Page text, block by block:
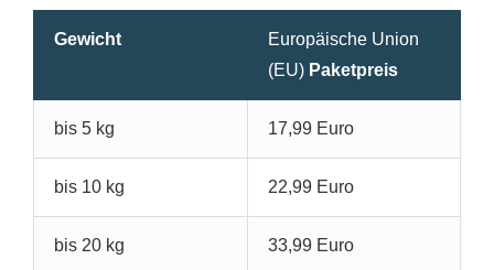
Gewicht
Europäische Union
(EU) Paketpreis
bis 5 kg 17,99 Euro
bis 10 kg 22,99 Euro
bis 20 kg 33,99 Euro